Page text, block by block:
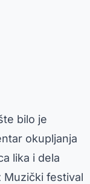
bilo je
okupljanja
lika i dela
Muzički festival